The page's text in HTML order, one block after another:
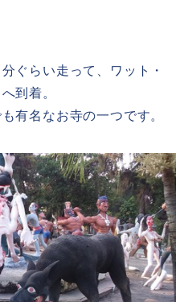
ぐらい走って、ワット・
到着。
有名なお寺の一つです。